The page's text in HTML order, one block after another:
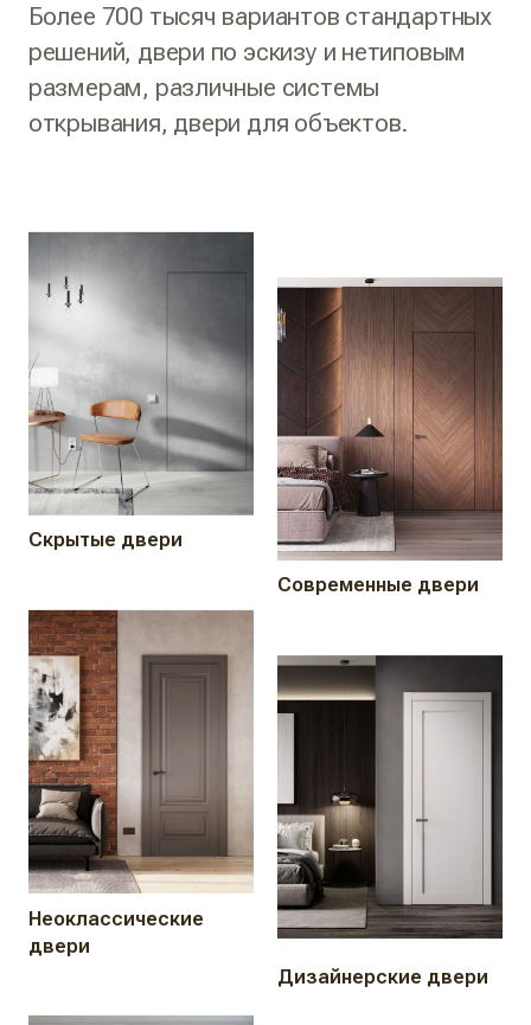
Более 700 тысяч вариантов стандартных
решений, двери по эскизу и нетиповым
размерам, различные системы
открывания, двери для объектов.
Скрытые двери
Современные двери
Неоклассические
двери
Дизайнерские двери